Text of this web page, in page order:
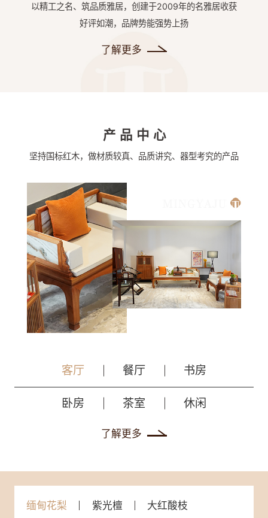
以精工之名、筑品质雅居，创建于2009年的名雅居收获
好评如潮，品牌势能强势上扬
了解更多
产品中心
坚持国标红木，做材质较真、品质讲究、器型考究的产品
客厅 餐厅 书房
卧房 茶室 休闲
了解更多
缅甸花梨 紫光檀 大红酸枝